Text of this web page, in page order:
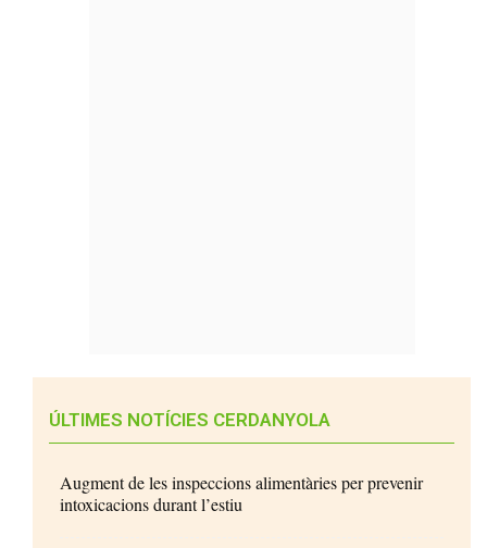
ÚLTIMES NOTÍCIES CERDANYOLA
Augment de les inspeccions alimentàries per prevenir
intoxicacions durant l’estiu